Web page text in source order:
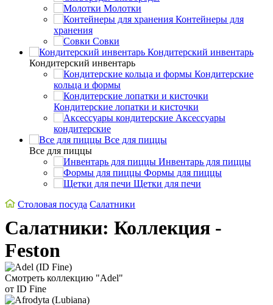
Молотки
Контейнеры для
хранения
Совки
Кондитерский инвентарь
Кондитерский инвентарь
Кондитерские
кольца и формы
Кондитерские лопатки и кисточки
Аксессуары
кондитерские
Все для пиццы
Все для пиццы
Инвентарь для пиццы
Формы для пиццы
Щетки для печи
Столовая посуда Салатники
Салатники: Коллекция -
Feston
Смотреть коллекцию "Adel"
от ID Fine